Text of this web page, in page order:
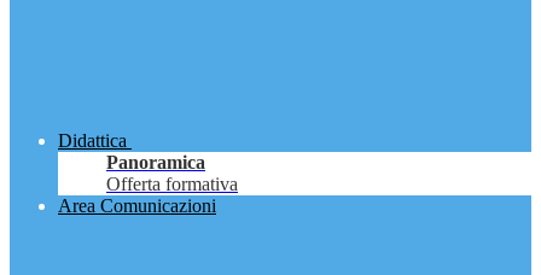
Didattica
Panoramica
Offerta formativa
Area Comunicazioni